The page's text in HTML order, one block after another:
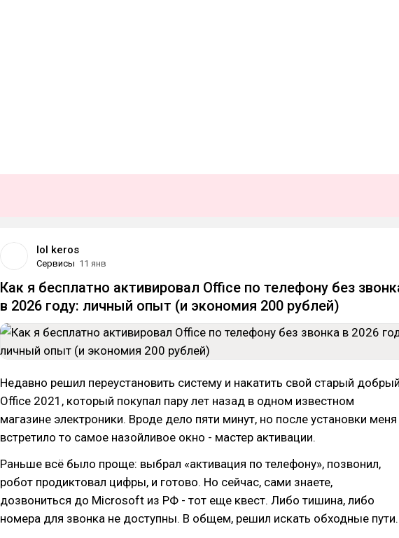
lol keros
Сервисы 11 янв
Как я бесплатно активировал Office по телефону без
в 2026 году: личный опыт (и экономия 200 рублей)
Недавно решил переустановить систему и накатить свой старый
Office 2021, который покупал пару лет назад в одном известном
магазине электроники. Вроде дело пяти минут, но после установки меня
встретило то самое назойливое окно - мастер активации.
Раньше всё было проще: выбрал «активация по телефону», позвонил,
робот продиктовал цифры, и готово. Но сейчас, сами знаете,
дозвониться до Microsoft из РФ - тот еще квест. Либо тишина, либо
номера для звонка не доступны. В общем, решил искать обходные пути.